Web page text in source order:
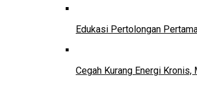
Edukasi Pertolongan
Cegah Kurang Energi